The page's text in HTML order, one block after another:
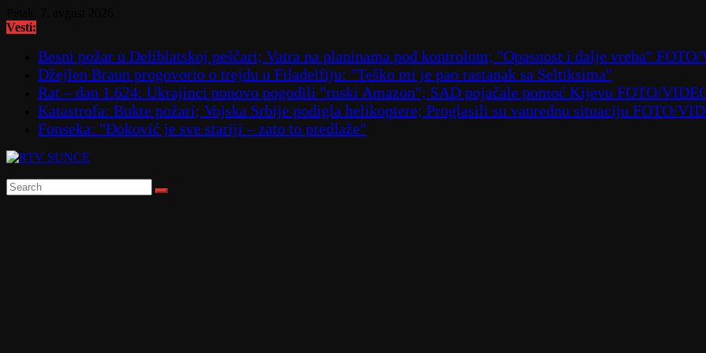
to
Vesti:
Besni požar u Deliblatskoj peščari; Vatra na planinama pod kontrolom; "Opasnost i dalje vreba"
Džejlen Braun progovorio o trejdu u Filadelfiju: "Teško mi je pao rastanak sa Seltiksima"
Rat – dan 1.624: Ukrajinci ponovo pogodili "ruski Amazon"; SAD pojačale pomoć Kijevu FOTO/
Katastrofa: Bukte požari; Vojska Srbije podigla helikoptere; Proglasili su vanrednu situaciju FOTO/
Fonseka: "Đoković je sve stariji – zato to predlaže"